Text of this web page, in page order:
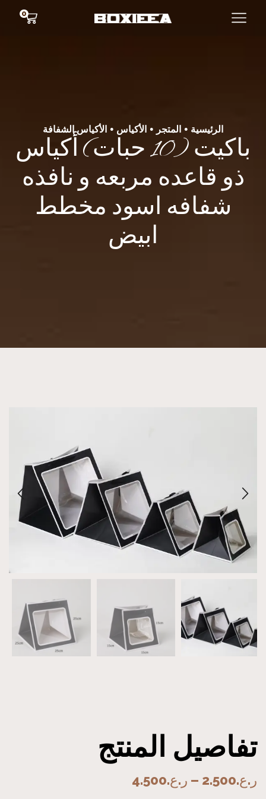
0
الرئيسية • المتجر • الأكياس • الأكياس الشفافة
باكيت (10 حبات) أكياس
ذو قاعده مربعه و نافذه
شفافه اسود مخطط
ابيض
تفاصيل المنتج
ر.ع.2.500
– ر.ع.4.500